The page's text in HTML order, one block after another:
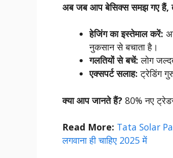
अब जब आप बेसिक्स समझ गए हैं,
हेजिंग का इस्तेमाल करें:
नुकसान से बचाता है।
गलतियों से बचें: लोग
एक्सपर्ट सलाह: ट्रेडिंग
क्या आप जानते हैं? 80% नए
Read More: Tata Solar
लगवाना ही चाहिए 2025 में